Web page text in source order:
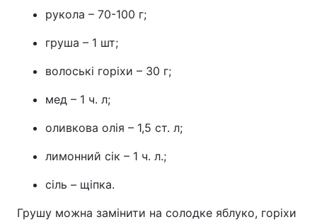
рукола – 70-100 г;
груша – 1 шт;
волоські горіхи – 30 г;
мед – 1 ч. л;
оливкова олія – 1,5 ст. л;
лимонний сік – 1 ч. л.;
сіль – щіпка.
Грушу можна замінити на солодке яблуко, горіхи